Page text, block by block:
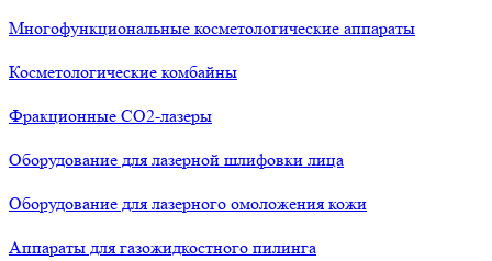
Многофункциональные косметологические аппараты
Косметологические комбайны
Фракционные СО2-лазеры
Оборудование для лазерной шлифовки лица
Оборудование для лазерного омоложения кожи
Аппараты для газожидкостного пилинга